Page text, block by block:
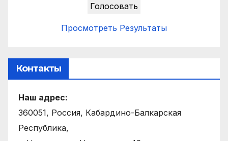
Просмотреть Результаты
Контакты
Наш адрес:
360051, Россия, Кабардино-Балкарская
Республика,